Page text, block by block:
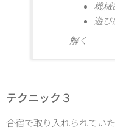
機械
遊び
解く
テクニック３
合宿で取り入れられてい